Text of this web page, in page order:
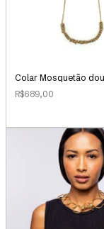
Colar Mosquetão
R$689,00